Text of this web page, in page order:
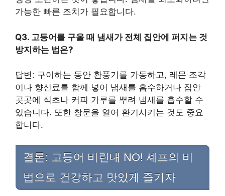
가능한 빠른 조치가 필요합니다.
Q3. 고등어를 구울 때 냄새가 전체 집안에 퍼지는 것
방지하는 법은?
답변: 구이하는 동안 환풍기를 가동하고, 레몬 조각
이나 향신료를 함께 넣어 냄새를 흡수하거나 집안
곳곳에 식초나 커피 가루를 뿌려 냄새를 흡수할 수
있습니다. 또한 창문을 열어 환기시키는 것도 중요
합니다.
결론: 고등어 비린내 NO! 셰프의 비
법으로 건강하고 맛있게 즐기자